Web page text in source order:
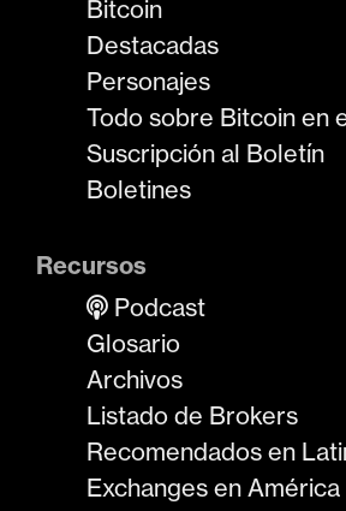
Bitcoin
Destacadas
Personajes
Todo sobre Bitcoin en
Suscripción al Boletín
Boletines
Recursos
Podcast
Glosario
Archivos
Listado de Brokers
Recomendados en
Exchanges en